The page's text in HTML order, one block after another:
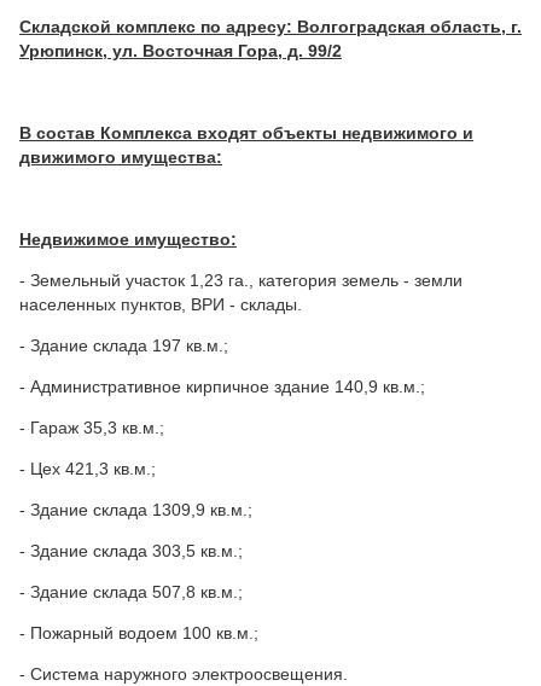
Складской комплекс по адресу: Волгоградская область, г.
Урюпинск, ул. Восточная Гора, д. 99/2
В состав Комплекса входят объекты недвижимого и
движимого имущества:
Недвижимое имущество:
- Земельный участок 1,23 га., категория земель - земли
населенных пунктов, ВРИ - склады.
- Здание склада 197 кв.м.;
- Административное кирпичное здание 140,9 кв.м.;
- Гараж 35,3 кв.м.;
- Цех 421,3 кв.м.;
- Здание склада 1309,9 кв.м.;
- Здание склада 303,5 кв.м.;
- Здание склада 507,8 кв.м.;
- Пожарный водоем 100 кв.м.;
- Система наружного электроосвещения.